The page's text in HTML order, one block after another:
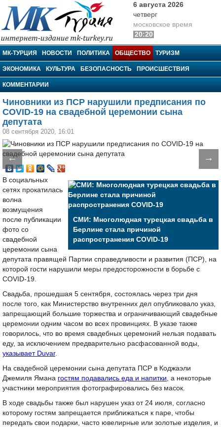
МК-Турция
6 августа 2026
четверг
московское время
20:20
МК-ТУРЦИЯ НОВОСТИ ПОЛИТИКА ОБЩЕСТВО ТУРИЗМ
ЭКОНОМИКА КУЛЬТУРА БЕЗОПАСНОСТЬ ПРОИСШЕСТВИЯ
КОММЕНТАРИИ
Чиновники из ПСР нарушили предписания по
COVID-19 на свадебной церемонии сына
депутата
08 сентября 2020, 16:01
← →
СМИ: Многолюдная турецкая свадьба в
Берлине стала причиной
распространения COVID-19
В социальных
сетях прокатилась
волна
возмущения
после публикации
фото со
свадебной
церемонии сына
депутата правящей Партии справедливости и развития (ПСР), на
которой гости нарушили меры предосторожности в борьбе с
COVID-19.
Свадьба, прошедшая 5 сентября, состоялась через три дня
после того, как Министерство внутренних дел опубликовало указ,
запрещающий большие торжества и ограничивающий свадебные
церемонии одним часом во всех провинциях. В указе также
говорилось, что во время свадебных церемоний нельзя подавать
еду, за исключением предварительно расфасованной воды,
указывает Duvar.
На свадебной церемонии сына депутата ПСР в Коджаэли
Джемиля Ямана гостям подавались еда и напитки, а некоторые
участники мероприятия фотографировались без масок.
В ходе свадьбы также был нарушен указ от 24 июля, согласно
которому гостям запрещается приближаться к паре, чтобы
передать свои подарки, часто ювелирные или золотые изделия, и